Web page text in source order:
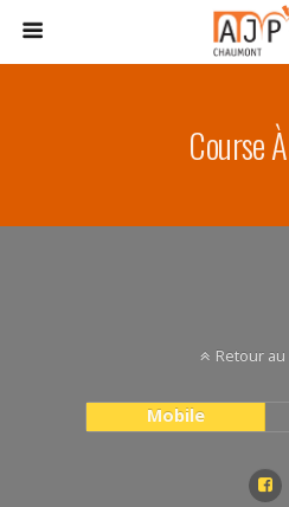
Course
Retour
Mobile